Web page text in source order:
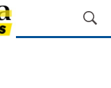
M
o